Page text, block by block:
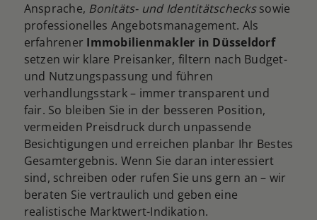
Ansprache, Bonitäts- und Identitätscheckssowie
professionelles Angebotsmanagement. Als
erfahrener Immobilienmakler in Düsseldorf
setzen wir klare Preisanker, filtern nach Budget-
und Nutzungspassung und führen
verhandlungsstark – immer transparent und
fair. So bleiben Sie in der besseren Position,
vermeiden Preisdruck durch unpassende
Besichtigungen und erreichen planbar Ihr Bestes
Gesamtergebnis. Wenn Sie daran interessiert
sind, schreiben oder rufen Sie uns gern an – wir
beraten Sie vertraulich und geben eine
realistische Marktwert-Indikation.